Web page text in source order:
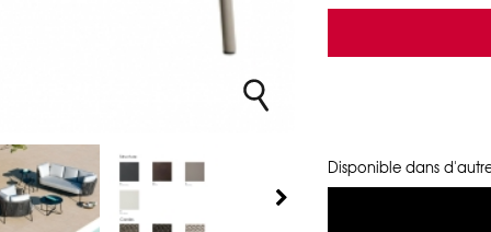
Disponible dans